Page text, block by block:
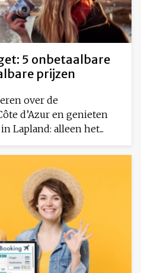
5 onbetaalbare
prijzen
over de
d’Azur en genieten
Lapland: alleen het...